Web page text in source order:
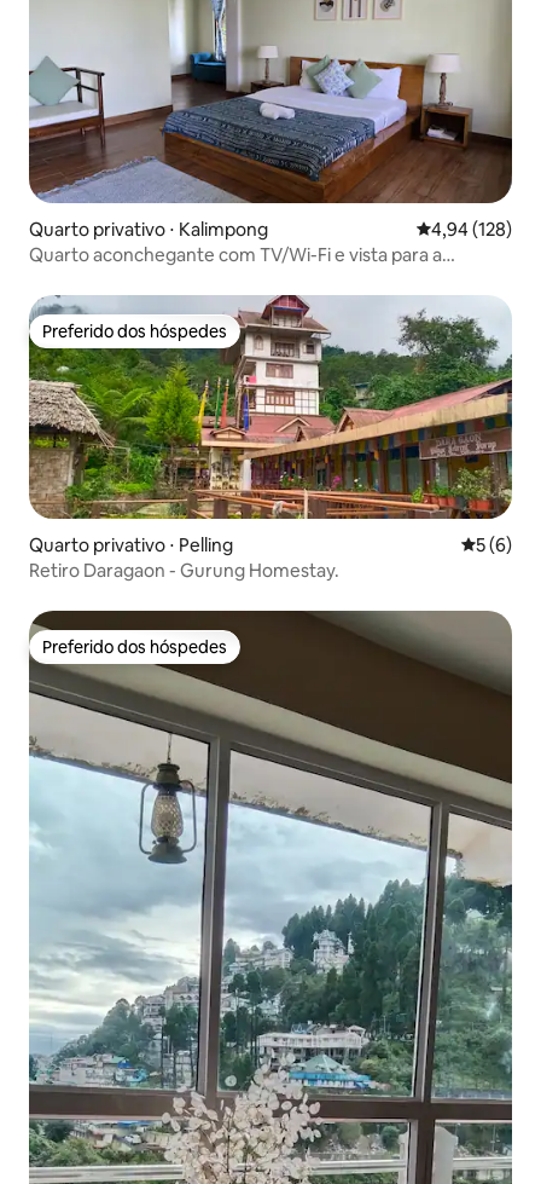
Quarto privativo ⋅ Kalimpong 4,94 de uma
4,94 (128)
Quarto aconchegante com TV/Wi-Fi e vista para a
Preferido dos hóspedes
Preferido dos hóspedes
Quarto privativo ⋅ Pelling 5 de
5 (6)
Retiro Daragaon - Gurung Homestay.
Preferido dos hóspedes
Preferido dos hóspedes